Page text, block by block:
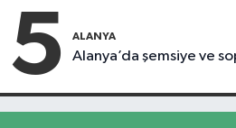
5 ALANYA
Alanya’da şemsiye ve